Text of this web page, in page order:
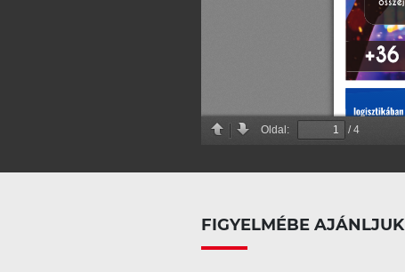
FIGYELMÉBE AJÁNLJUK